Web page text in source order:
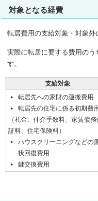
対象となる経費
転居費用の支給対象・対象外
実際に転居に要する費用の
す。
支給対象
転居先への家財の運搬費用
転居先の住宅に係る初期費
（礼金、仲介手数料、家賃債務
証料、住宅保険料）
ハウスクリーニングなどの
状回復費用
鍵交換費用